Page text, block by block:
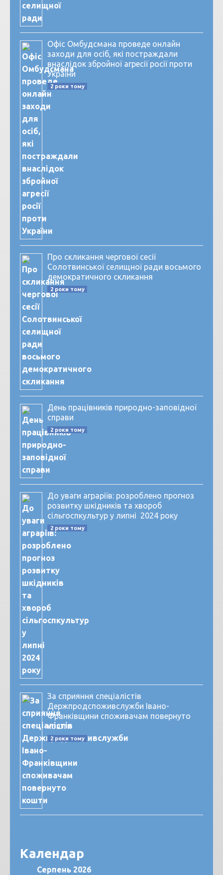
Офіс Омбудсмана проведе онлайн
заходи для осіб, які постраждали
внаслідок збройної агресії росії проти
України
2 роки тому
Про скликання чергової сесії
Солотвинської селищної ради восьмого
демократичного скликання
2 роки тому
День працівників природно-заповідної
справи
2 роки тому
До уваги аграріїв: розроблено прогноз
розвитку шкідників та хвороб
сільгоспкультур у липні 2024 року
2 роки тому
За сприяння спеціалістів
Держпродспоживслужби Івано-
Франківщини споживачам повернуто
кошти
2 роки тому
Календар
Серпень 2026